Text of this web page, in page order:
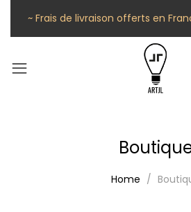
~ Frais de livraison offerts en
Home